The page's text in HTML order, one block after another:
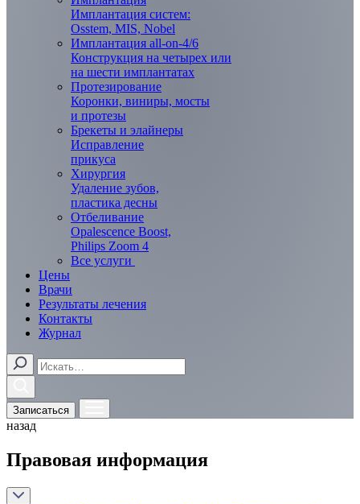
Имплантация систем:
Osstem, MIS, Nobel
Имплантация all-on-4/6
Конструкция на четырех или
на шести имплантатах
Протезирование
Коронки, виниры, мосты
и протезы
Брекеты и элaйнеры
Исправление
прикуса
Хирургия
Удаление зубов,
пластика десны
Отбеливание
Opalescence Boost,
Philips Zoom 4
Все услуги
Цены
Врачи
Результаты лечения
Контакты
Журнал
Записаться
назад
Правовая информация